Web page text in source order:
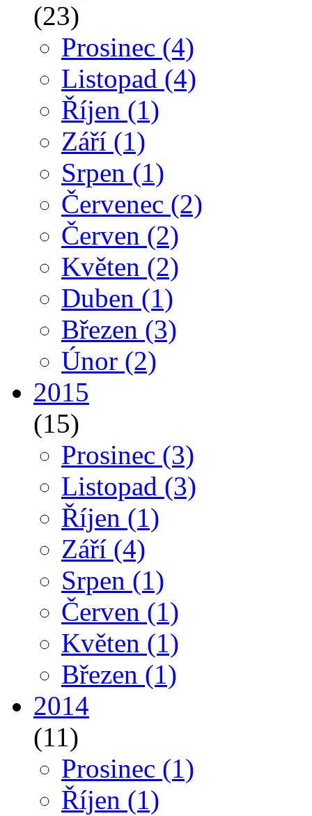
(23)
Prosinec (4)
Listopad (4)
Říjen (1)
Září (1)
Srpen (1)
Červenec (2)
Červen (2)
Květen (2)
Duben (1)
Březen (3)
Únor (2)
2015
(15)
Prosinec (3)
Listopad (3)
Říjen (1)
Září (4)
Srpen (1)
Červen (1)
Květen (1)
Březen (1)
2014
(11)
Prosinec (1)
Říjen (1)